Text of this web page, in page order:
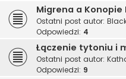
Migrena a Konopie
Ostatni post autor:
Odpowiedzi: 4
Łączenie tytoniu i
Ostatni post autor:
Odpowiedzi: 9